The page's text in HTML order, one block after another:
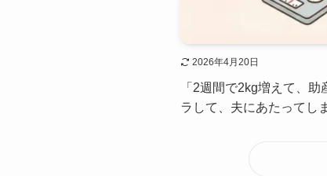
2026年4月20日
「2週間で2kg増えて、
ラして、夫にあたってし